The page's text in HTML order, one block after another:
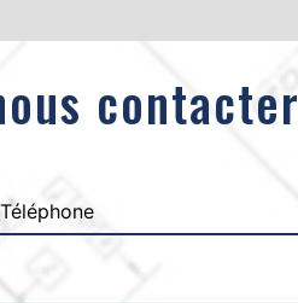
contacter